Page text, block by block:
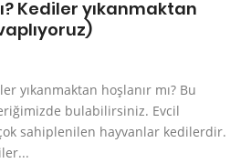
Kediler yıkanmaktan
yıkanmaktan hoşlanır mı? Bu
bulabilirsiniz. Evcil
sahiplenilen hayvanlar kedilerdir.